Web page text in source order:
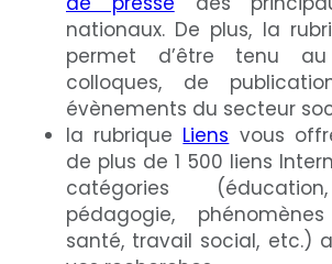
nationaux. De plus, la
permet d’être tenu
colloques, de
évènements du secteur
la rubrique Liens vous
de plus de 1 500 liens
catégories
pédagogie,
santé, travail social, etc.)